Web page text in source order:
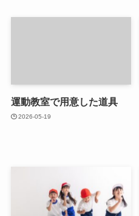
運動教室で用意した道具
2026-05-19